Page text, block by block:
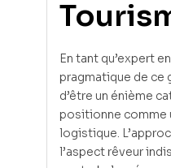
En tant qu’expert
pragmatique de ce
d’être un énième
positionne comme
logistique.
l’aspect rêveur